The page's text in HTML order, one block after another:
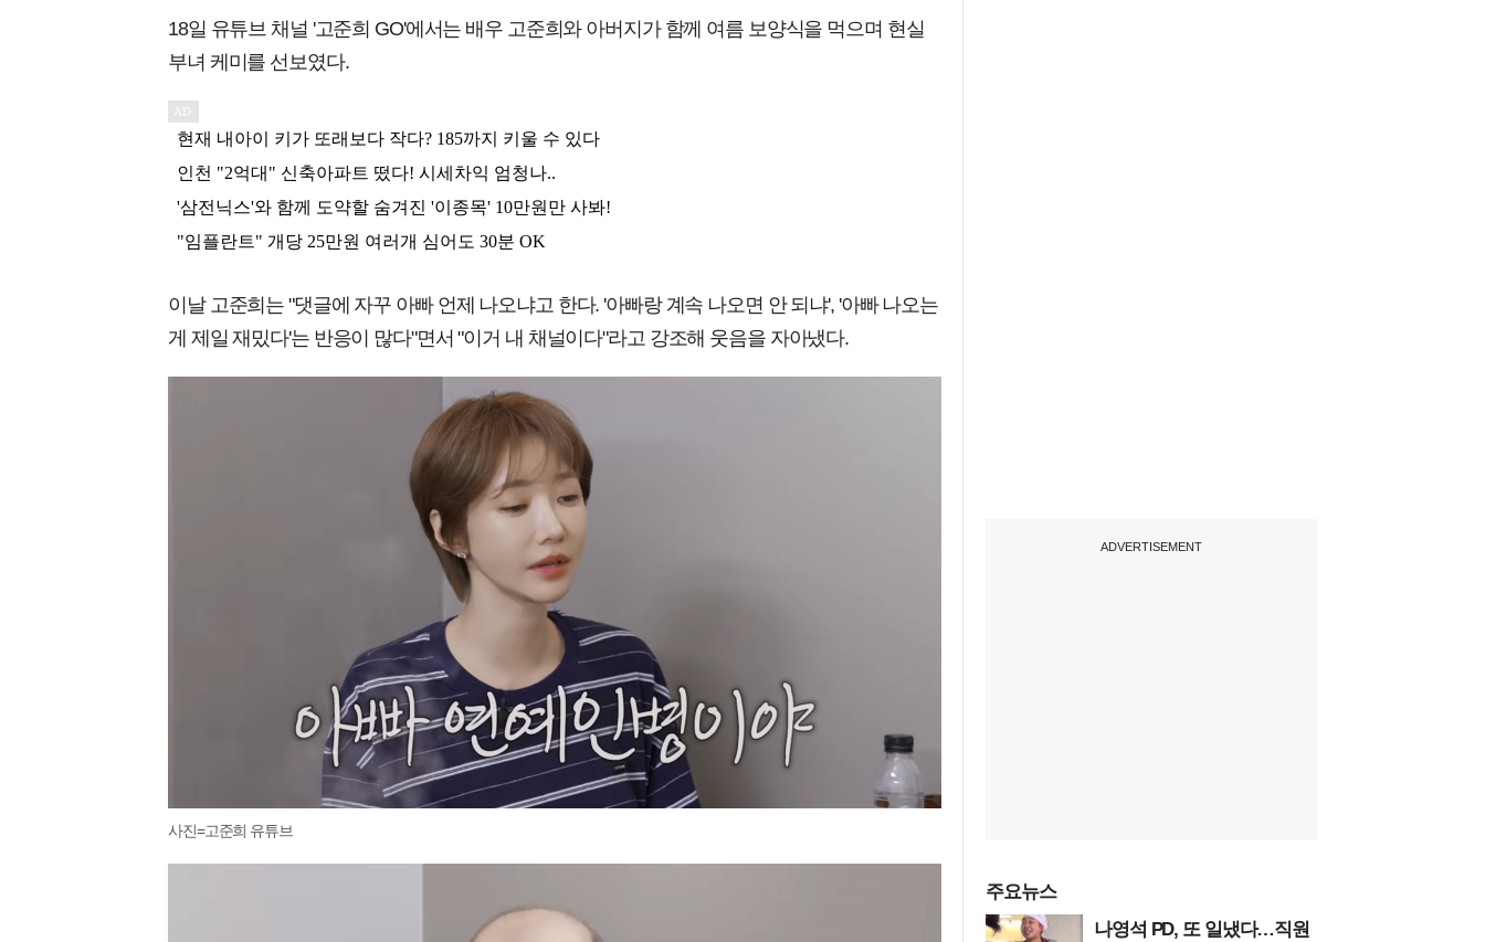
18일 유튜브 채널 '고준희 GO'에서는 배우 고준희와 아버지가 함께 여름 보양식을 먹으며 현실
부녀 케미를 선보였다.
이날 고준희는 "댓글에 자꾸 아빠 언제 나오냐고 한다. '아빠랑 계속 나오면 안 되냐', '아빠 나오는
게 제일 재밌다'는 반응이 많다"면서 "이거 내 채널이다"라고 강조해 웃음을 자아냈다.
사진=고준희 유튜브
ADVERTISEMENT
주요뉴스
나영석 PD, 또 일냈다…직원